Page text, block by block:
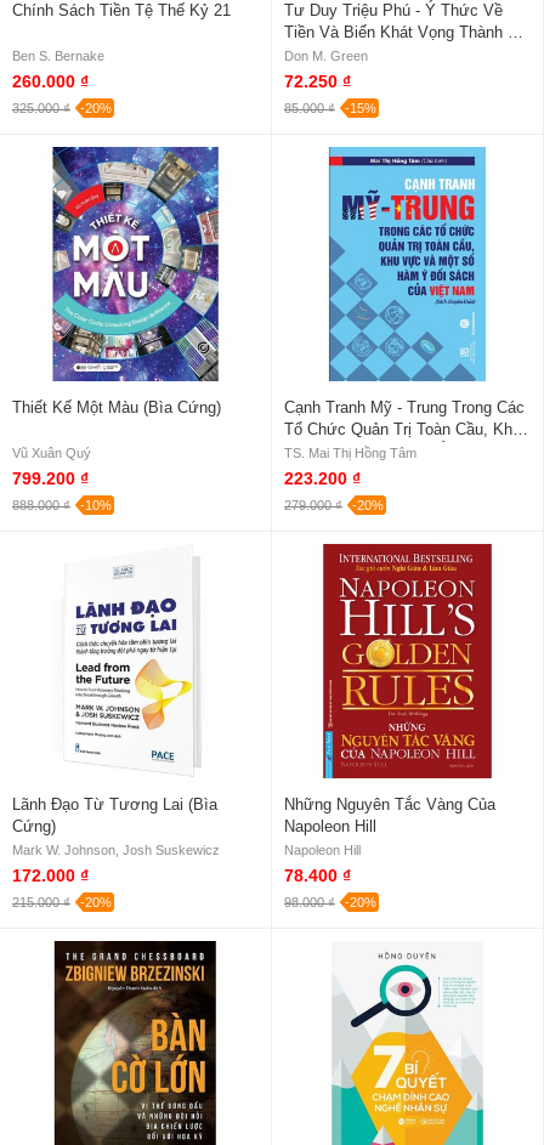
Chính Sách Tiền Tệ Thế Kỷ 21
Ben S. Bernake
260.000 ₫
325.000 ₫ -20%
Tư Duy Triệu Phú - Ý Thức Về
Tiền Và Biến Khát Vọng Thành Sự
Giàu Sang
Don M. Green
72.250 ₫
85.000 ₫ -15%
Thiết Kế Một Màu (Bìa Cứng)
Vũ Xuân Quý
799.200 ₫
888.000 ₫ -10%
Cạnh Tranh Mỹ - Trung Trong Các
Tổ Chức Quản Trị Toàn Cầu, Khu
Vực Và Một Số Hàm Ý Đối Sách
Của Việt Nam
TS. Mai Thị Hồng Tâm
223.200 ₫
279.000 ₫ -20%
Lãnh Đạo Từ Tương Lai (Bìa
Cứng)
Mark W. Johnson, Josh Suskewicz
172.000 ₫
215.000 ₫ -20%
Những Nguyên Tắc Vàng Của
Napoleon Hill
Napoleon Hill
78.400 ₫
98.000 ₫ -20%